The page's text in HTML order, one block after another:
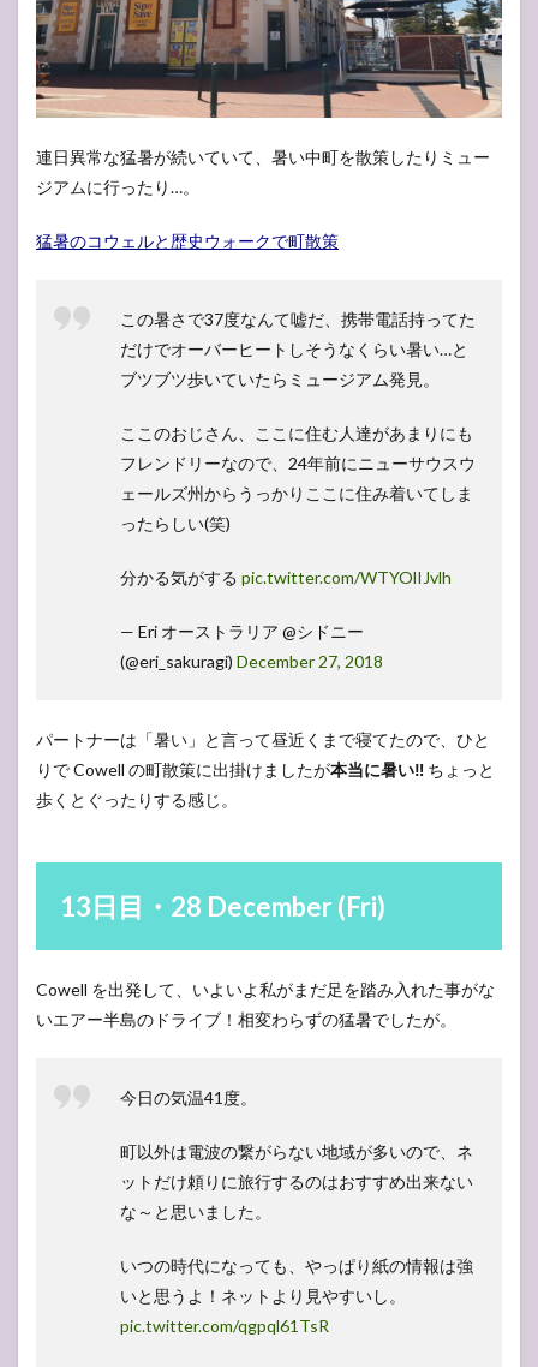
連日異常な猛暑が続いていて、暑い中町を散策したりミュー
ジアムに行ったり…。
猛暑のコウェルと歴史ウォークで町散策
この暑さで37度なんて嘘だ、携帯電話持ってた
だけでオーバーヒートしそうなくらい暑い…と
ブツブツ歩いていたらミュージアム発見。
ここのおじさん、ここに住む人達があまりにも
フレンドリーなので、24年前にニューサウスウ
ェールズ州からうっかりここに住み着いてしま
ったらしい(笑)
分かる気がする pic.twitter.com/WTYOlIJvlh
— Eri オーストラリア @シドニー
(@eri_sakuragi) December 27, 2018
パートナーは「暑い」と言って昼近くまで寝てたので、ひと
りで Cowell の町散策に出掛けましたが本当に暑い‼︎ ちょっと
歩くとぐったりする感じ。
13日目・28 December (Fri)
Cowell を出発して、いよいよ私がまだ足を踏み入れた事がな
いエアー半島のドライブ！相変わらずの猛暑でしたが。
今日の気温41度。
町以外は電波の繋がらない地域が多いので、ネ
ットだけ頼りに旅行するのはおすすめ出来ない
な～と思いました。
いつの時代になっても、やっぱり紙の情報は強
いと思うよ！ネットより見やすいし。
pic.twitter.com/qgpql61TsR